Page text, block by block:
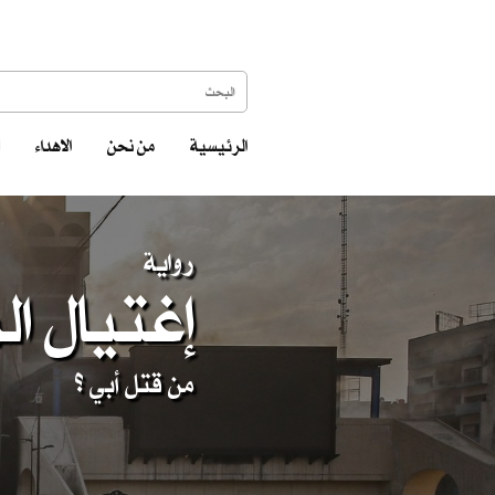
الرئيسية من نحن الاهداء
رواية
إغتيال
من قتل أبي ؟